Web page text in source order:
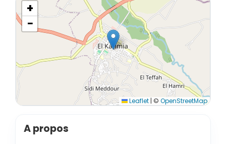
+
−
Leaflet | © OpenStreetMap
A propos